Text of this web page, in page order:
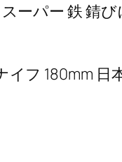
ーパー 鉄 錆
フ 180mm 日